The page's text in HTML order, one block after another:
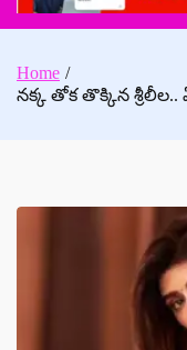
Home
నక్క తోక తొక్కిన